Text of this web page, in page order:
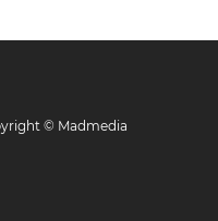
© Madmedia